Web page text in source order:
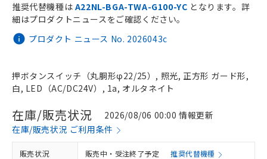
プロダクト ニュース No. 2026043c
推奨代替機種は A22NL-BGA-TWA-G100-YC となります。詳
細はプロダクトニュースをご確認ください。
押ボタンスイッチ（丸胴形φ22/25）, 照光, 正方形 ガード形,
白, LED（AC/DC24V）, 1a, オルタネイト
在庫/販売状況
2026/08/06 00:00 情報更新
在庫/販売状況 ご利用条件
販売状況 販売中・受注終了予定 推奨代替機種